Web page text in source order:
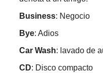
Business: Negocio
Bye: Adios
Car Wash: lavado de
CD: Disco compacto